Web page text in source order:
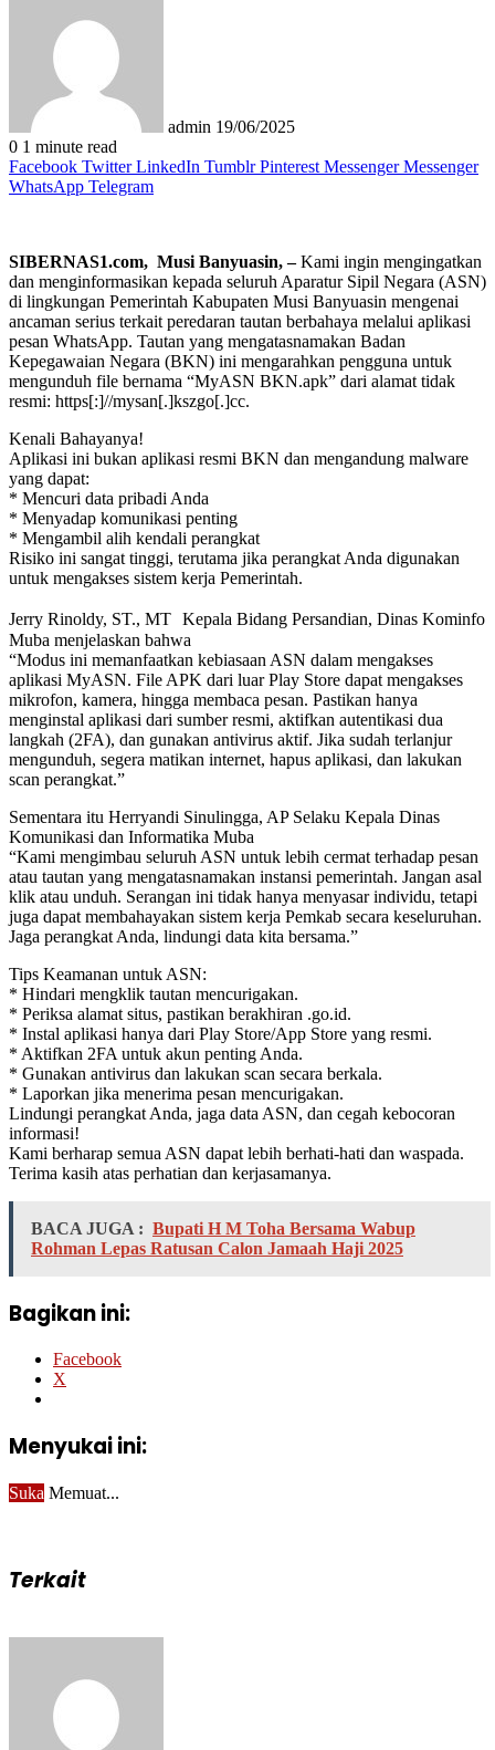
admin 19/06/2025
0 1 minute read
Facebook Twitter LinkedIn Tumblr Pinterest Messenger Messenger
WhatsApp Telegram
SIBERNAS1.com, Musi Banyuasin, –Kami ingin mengingatkan
dan menginformasikan kepada seluruh Aparatur Sipil Negara (ASN)
di lingkungan Pemerintah Kabupaten Musi Banyuasin mengenai
ancaman serius terkait peredaran tautan berbahaya melalui aplikasi
pesan WhatsApp. Tautan yang mengatasnamakan Badan
Kepegawaian Negara (BKN) ini mengarahkan pengguna untuk
mengunduh file bernama “MyASN BKN.apk” dari alamat tidak
resmi: https[:]//mysan[.]kszgo[.]cc.
Kenali Bahayanya!
Aplikasi ini bukan aplikasi resmi BKN dan mengandung malware
yang dapat:
* Mencuri data pribadi Anda
* Menyadap komunikasi penting
* Mengambil alih kendali perangkat
Risiko ini sangat tinggi, terutama jika perangkat Anda digunakan
untuk mengakses sistem kerja Pemerintah.
Jerry Rinoldy, ST., MT Kepala Bidang Persandian, Dinas Kominfo
Muba menjelaskan bahwa
“Modus ini memanfaatkan kebiasaan ASN dalam mengakses
aplikasi MyASN. File APK dari luar Play Store dapat mengakses
mikrofon, kamera, hingga membaca pesan. Pastikan hanya
menginstal aplikasi dari sumber resmi, aktifkan autentikasi dua
langkah (2FA), dan gunakan antivirus aktif. Jika sudah terlanjur
mengunduh, segera matikan internet, hapus aplikasi, dan lakukan
scan perangkat.”
Sementara itu Herryandi Sinulingga, AP Selaku Kepala Dinas
Komunikasi dan Informatika Muba
“Kami mengimbau seluruh ASN untuk lebih cermat terhadap pesan
atau tautan yang mengatasnamakan instansi pemerintah. Jangan asal
klik atau unduh. Serangan ini tidak hanya menyasar individu, tetapi
juga dapat membahayakan sistem kerja Pemkab secara keseluruhan.
Jaga perangkat Anda, lindungi data kita bersama.”
Tips Keamanan untuk ASN:
* Hindari mengklik tautan mencurigakan.
* Periksa alamat situs, pastikan berakhiran .go.id.
* Instal aplikasi hanya dari Play Store/App Store yang resmi.
* Aktifkan 2FA untuk akun penting Anda.
* Gunakan antivirus dan lakukan scan secara berkala.
* Laporkan jika menerima pesan mencurigakan.
Lindungi perangkat Anda, jaga data ASN, dan cegah kebocoran
informasi!
Kami berharap semua ASN dapat lebih berhati-hati dan waspada.
Terima kasih atas perhatian dan kerjasamanya.
BACA JUGA : Bupati H M Toha Bersama Wabup
Rohman Lepas Ratusan Calon Jamaah Haji 2025
Bagikan ini:
Facebook
X
Menyukai ini:
Suka Memuat...
Terkait